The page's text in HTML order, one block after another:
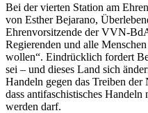
Bei der vierten Station am
von Esther Bejarano,
Ehrenvorsitzende der VVN-
Regierenden und alle
wollen“. Eindrücklich fordert
sei – und dieses Land sich
Handeln gegen das Treiben
dass antifaschistisches
werden darf.